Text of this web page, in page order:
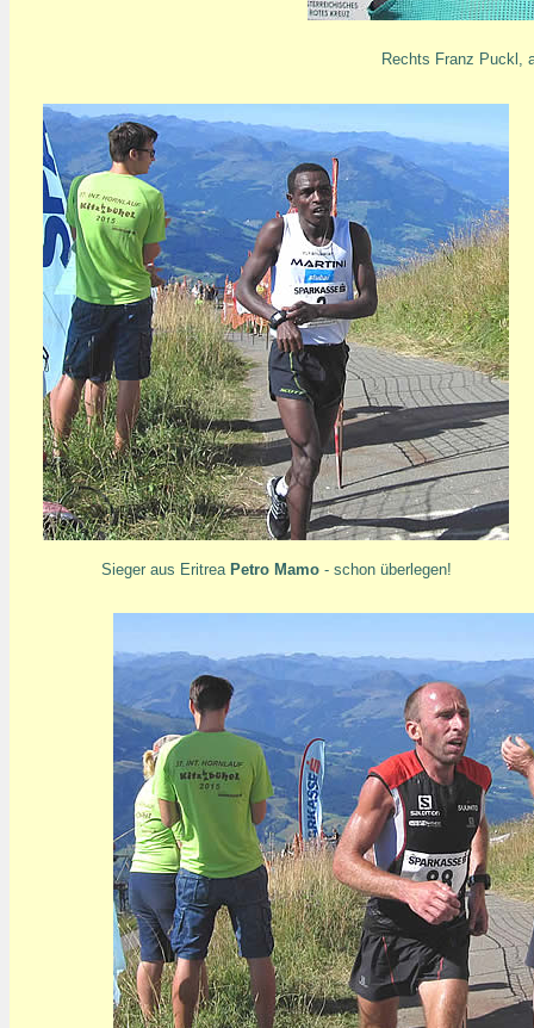
Rechts Franz Puckl,
Sieger aus Eritrea Petro Mamo- schon überlegen!